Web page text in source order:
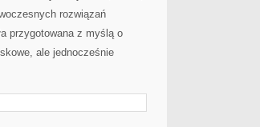
rozwiązań
przygotowana z myślą o
ale jednocześnie